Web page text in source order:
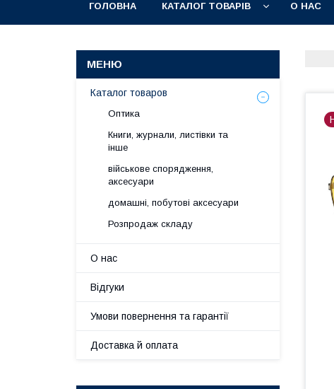
ГОЛОВНА КАТАЛОГ ТОВАРІВ О НАС
Каталог товаров
Оптика
Книги, журнали, листівки та
інше
військове спорядження,
аксесуари
домашні, побутові аксесуари
Розпродаж складу
О нас
Відгуки
Умови повернення та гарантії
Доставка й оплата